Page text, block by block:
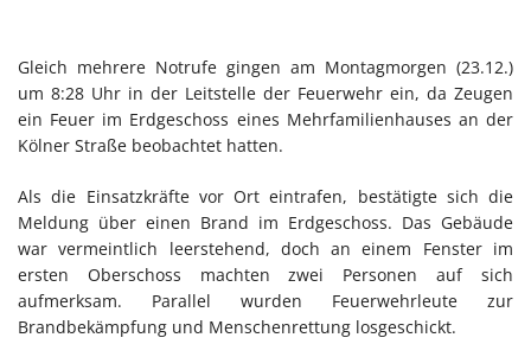
Gleich mehrere Notrufe gingen am Montagmorgen (23.12.)
um 8:28 Uhr in der Leitstelle der Feuerwehr ein, da Zeugen
ein Feuer im Erdgeschoss eines Mehrfamilienhauses an der
Kölner Straße beobachtet hatten.
Als die Einsatzkräfte vor Ort eintrafen, bestätigte sich die
Meldung über einen Brand im Erdgeschoss. Das Gebäude
war vermeintlich leerstehend, doch an einem Fenster im
ersten Oberschoss machten zwei Personen auf sich
aufmerksam. Parallel wurden Feuerwehrleute zur
Brandbekämpfung und Menschenrettung losgeschickt.